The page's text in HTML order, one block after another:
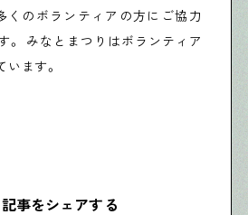
くのボランティアの方にご協力
。 みなとまつりはボランティア
ます。
事をシェアする